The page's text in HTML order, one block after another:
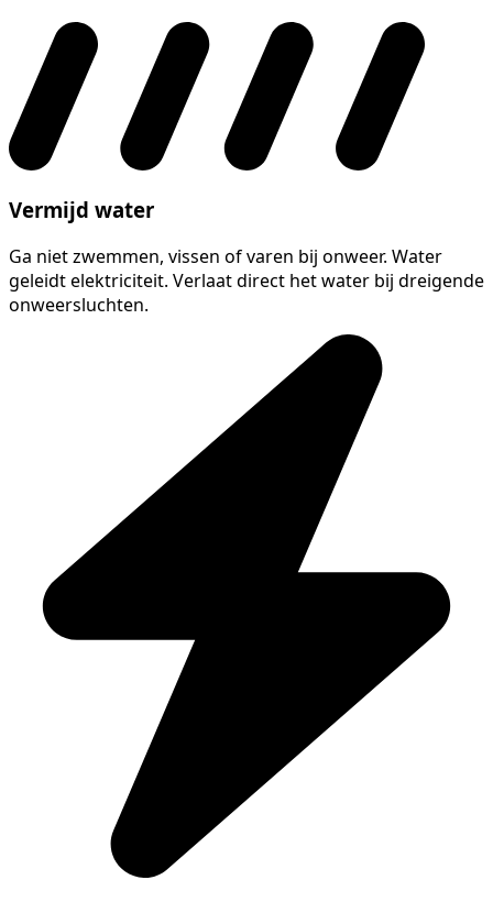
Vermijd water
Ga niet zwemmen, vissen of varen bij onweer. Water
geleidt elektriciteit. Verlaat direct het water bij dreigende
onweersluchten.